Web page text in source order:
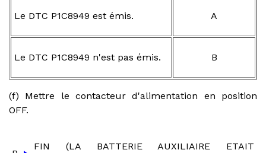
Le DTC P1C8949 est émis. A
Le DTC P1C8949 n'est pas émis. B
(f) Mettre le contacteur d'alimentation en position
OFF.
FIN (LA BATTERIE AUXILIAIRE ETAIT